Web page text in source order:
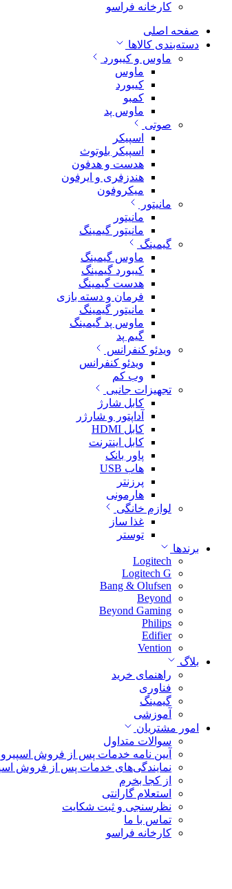
کارخانه فراسو
صفحه اصلی
دسته‌بندی کالاها
ماوس و کیبورد
ماوس
کیبورد
کمبو
ماوس پد
صوتی
اسپیکر
اسپیکر بلوتوث
هدست و هدفون
هندزفری و ایرفون
میکروفون
مانیتور
مانیتور
مانیتور گیمینگ
گیمینگ
ماوس گیمینگ
کیبورد گیمینگ
هدست گیمینگ
فرمان و دسته بازی
مانیتور گیمینگ
ماوس پد گیمینگ
گیم پد
ویدئو کنفرانس
ویدئو کنفرانس
وب کم
تجهیزات جانبی
کابل شارژ
آداپتور و شارژر
کابل HDMI
کابل اینترنت
پاور بانک
هاب USB
پرزنتر
هارمونی
لوازم خانگی
غذا ساز
توستر
برندها
Logitech
Logitech G
Bang & Olufsen
Beyond
Beyond Gaming
Philips
Edifier
Vention
بلاگ
راهنمای خرید
فناوری
گیمینگ
آموزشی
امور مشتریان
سوالات متداول
آیین نامه خدمات پس از فروش اسپیرو
نمایندگی‌های خدمات پس از فروش
از کجا بخرم
استعلام گارانتی
نظرسنجی و ثبت شکایت
تماس با ما
کارخانه فراسو